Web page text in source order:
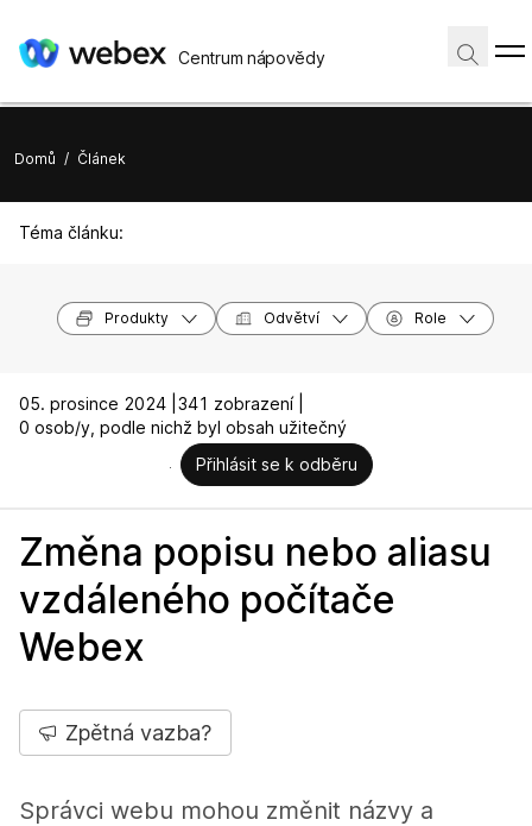
Centrum nápovědy
Domů / Článek
Téma článku:
Produkty Odvětví Role
05. prosince 2024 | 341 zobrazení |
0 osob/y, podle nichž byl obsah užitečný
Přihlásit se k odběru
Změna popisu nebo aliasu
vzdáleného počítače
Webex
Zpětná vazba?
Správci webu mohou změnit názvy a